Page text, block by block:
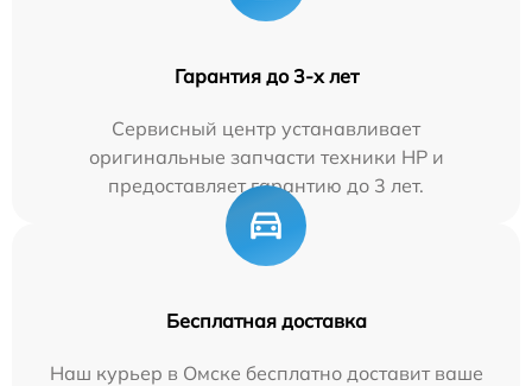
Гарантия до 3-х лет
Сервисный центр устанавливает
оригинальные запчасти техники HP и
предоставляет гарантию до 3 лет.
Бесплатная доставка
Наш курьер в Омске бесплатно доставит ваше